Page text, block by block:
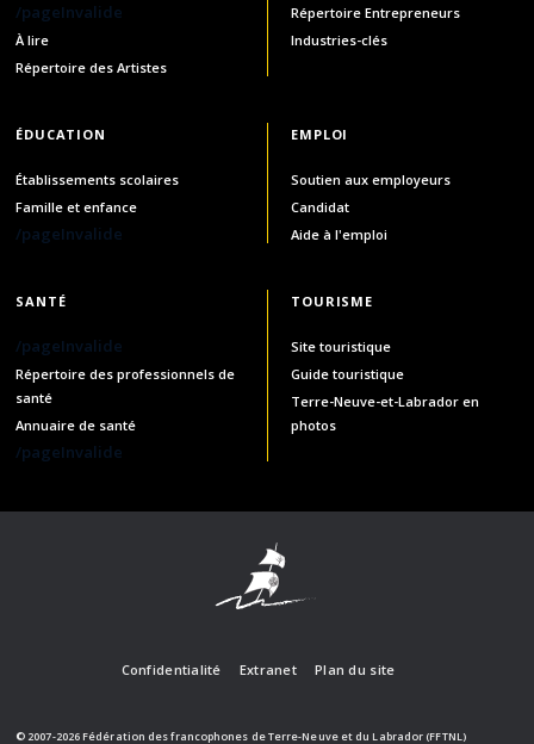
/pageInvalide
À lire
Répertoire des Artistes
Répertoire Entrepreneurs
Industries-clés
ÉDUCATION
Établissements scolaires
Famille et enfance
/pageInvalide
EMPLOI
Soutien aux employeurs
Candidat
Aide à l'emploi
SANTÉ
/pageInvalide
Répertoire des professionnels de
santé
Annuaire de santé
/pageInvalide
TOURISME
Site touristique
Guide touristique
Terre-Neuve-et-Labrador en
photos
Confidentialité Extranet Plan du site
© 2007-2026 Fédération des francophones de Terre-Neuve et du Labrador (FFTNL)